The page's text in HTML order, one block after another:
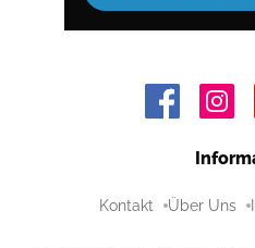
Kontakt Über Uns